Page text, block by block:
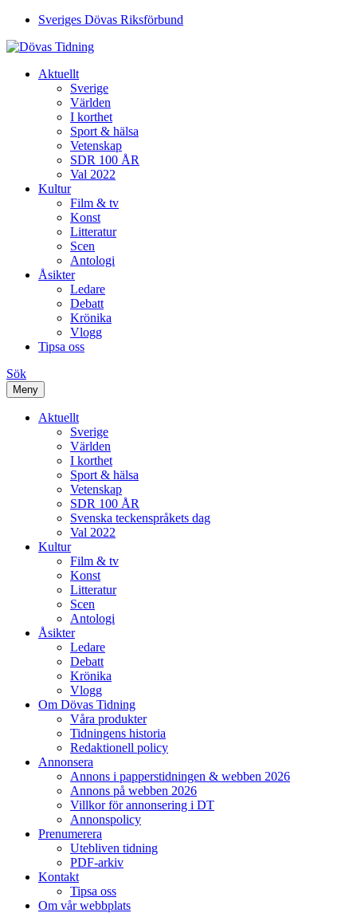
Sveriges Dövas Riksförbund
Aktuellt
Sverige
Världen
I korthet
Sport & hälsa
Vetenskap
SDR 100 ÅR
Val 2022
Kultur
Film & tv
Konst
Litteratur
Scen
Antologi
Åsikter
Ledare
Debatt
Krönika
Vlogg
Tipsa oss
Sök
Meny
Aktuellt
Sverige
Världen
I korthet
Sport & hälsa
Vetenskap
SDR 100 ÅR
Svenska teckenspråkets dag
Val 2022
Kultur
Film & tv
Konst
Litteratur
Scen
Antologi
Åsikter
Ledare
Debatt
Krönika
Vlogg
Om Dövas Tidning
Våra produkter
Tidningens historia
Redaktionell policy
Annonsera
Annons i papperstidningen & webben 2026
Annons på webben 2026
Villkor för annonsering i DT
Annonspolicy
Prenumerera
Utebliven tidning
PDF-arkiv
Kontakt
Tipsa oss
Om vår webbplats